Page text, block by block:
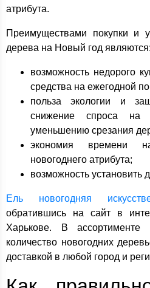
атрибута.
Преимуществами покупки и
дерева на Новый год являются:
возможность недорого
средства на ежегодной
польза экологии и
снижение спроса
уменьшению срезания
экономия времени
новогоднего атрибута;
возможность установить
Ель новогодняя
обратившись на сайт в
Харькове. В ассортименте
количество новогодних
доставкой в любой город и